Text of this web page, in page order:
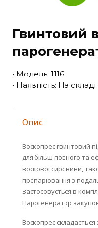
Гвинтовий
• Модель: 1116
• Наявність: На складі
Опис
Воскопрес гвинтовий
для більш повного та
воскової сировини,
пропарювання з
Застосовується в
Парогенератор
Воскопрес